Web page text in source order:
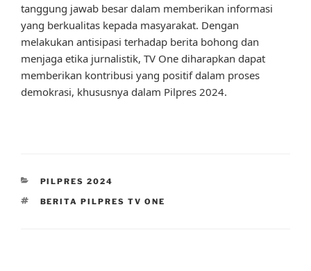
tanggung jawab besar dalam memberikan informasi
yang berkualitas kepada masyarakat. Dengan
melakukan antisipasi terhadap berita bohong dan
menjaga etika jurnalistik, TV One diharapkan dapat
memberikan kontribusi yang positif dalam proses
demokrasi, khususnya dalam Pilpres 2024.
CATEGORIES
PILPRES 2024
TAGS
BERITA PILPRES TV ONE